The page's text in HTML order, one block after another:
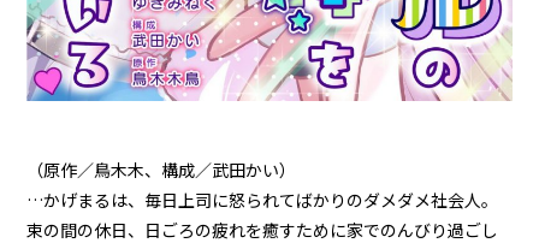
（原作／鳥木木、構成／武田かい）
…かげまるは、毎日上司に怒られてばかりのダメダメ社会人。
束の間の休日、日ごろの疲れを癒すために家でのんびり過ごし